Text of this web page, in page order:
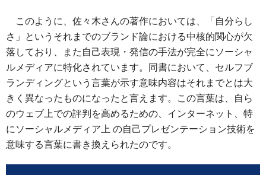
このように、佐々木さんの著作においては、「自分らし
さ」というそれまでのブランド論における中核的関心が欠
落しており、また自己表現・発信の手法が完全にソーシャ
ルメディアに特化されています。同書において、セルフブ
ランディングという言葉が示す意味内容はそれまでとは大
きく異なったものになったと言えます。この言葉は、自ら
のウェブ上での評判を高めるための、インターネット、特
にソーシャルメディア上 の自己プレゼンテーション技術を
意味する言葉に書き換えられたのです。